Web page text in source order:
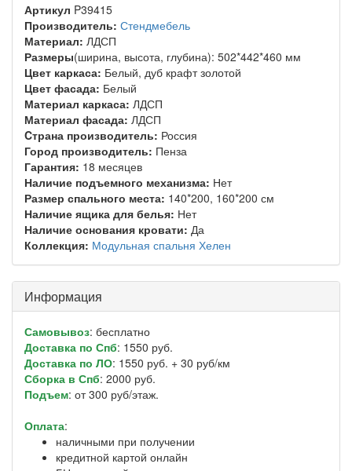
Артикул P39415
Производитель: Стендмебель
Материал: ЛДСП
Размеры(ширина, высота, глубина): 502*442*460 мм
Цвет каркаса: Белый, дуб крафт золотой
Цвет фасада: Белый
Материал каркаса: ЛДСП
Материал фасада: ЛДСП
Cтрана производитель: Россия
Город производитель: Пенза
Гарантия: 18 месяцев
Наличие подъемного механизма: Нет
Размер спального места: 140*200, 160*200 см
Наличие ящика для белья: Нет
Наличие основания кровати: Да
Коллекция: Модульная спальня Хелен
Информация
Самовывоз: бесплатно
Доставка по Спб: 1550 руб.
Доставка по ЛО: 1550 руб. + 30 руб/км
Сборка в Спб: 2000 руб.
Подъем: от 300 руб/этаж.
Оплата:
наличными при получении
кредитной картой онлайн